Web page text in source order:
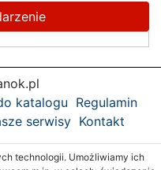
katalogu Regulamin
serwisy Kontakt
technologii. Umożliwiamy ich